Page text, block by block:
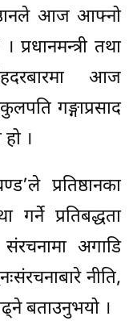
आज आफ्नो
प्रधानमन्त्री तथा
आज
गङ्गाप्रसाद
।
प्रतिष्ठानका
प्रतिबद्धता
अगाडि
नीति,
बताउनुभयो ।